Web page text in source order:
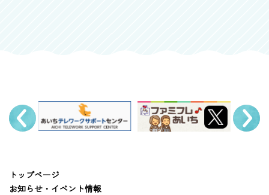
トップページ
お知らせ・イベント情報